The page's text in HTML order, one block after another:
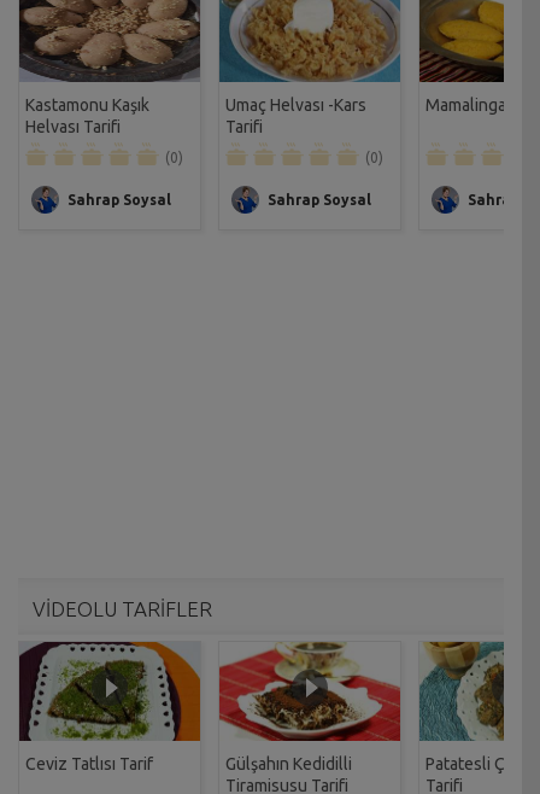
Kastamonu Kaşık
Helvası Tarifi
(0)
Sahrap Soysal
Umaç Helvası -Kars
Tarifi
(0)
Sahrap Soysal
Mamalinga
Sahrap
VİDEOLU TARİFLER
Ceviz Tatlısı Tarif
Gülşahın Kedidilli
Tiramisusu Tarifi
Patatesli Çıtır
Tarifi